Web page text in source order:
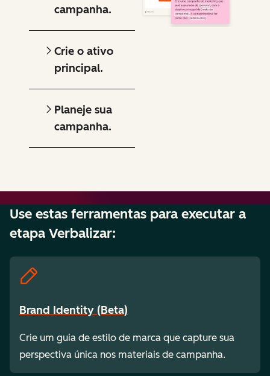
campanha.
Crie o ativo
principal.
Planeje sua
campanha.
Use estas ferramentas para executar a
etapa Verbalizar:
Brand Identity (Beta)
Crie um guia de estilo de marca que capture sua
perspectiva única nos materiais de campanha.